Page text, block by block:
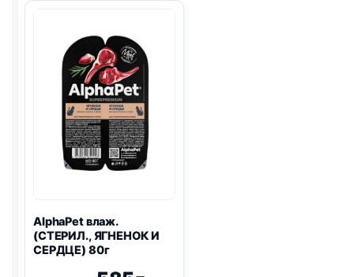
80г
AlphaPet влаж.
(СТЕРИЛ., ЯГНЕНОК И
СЕРДЦЕ) 80г